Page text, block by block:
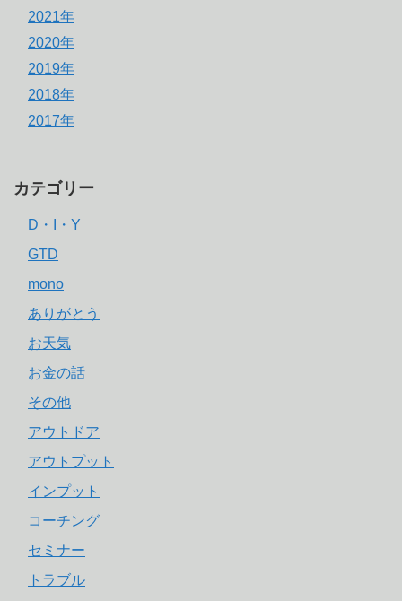
2021年
2020年
2019年
2018年
2017年
カテゴリー
D・I・Y
GTD
mono
ありがとう
お天気
お金の話
その他
アウトドア
アウトプット
インプット
コーチング
セミナー
トラブル